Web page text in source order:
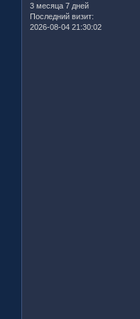
3 месяца 7 дней
Последний визит:
2026-08-04 21:30:02